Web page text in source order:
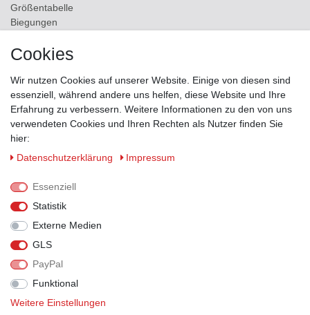
Größentabelle
Biegungen
Kontakt
ZAHLUNGSMÖGLICHKEITEN
VERSANDPARTNER
Cookies
Wir nutzen Cookies auf unserer Website. Einige von diesen sind
essenziell, während andere uns helfen, diese Website und Ihre
Erfahrung zu verbessern. Weitere Informationen zu den von uns
verwendeten Cookies und Ihren Rechten als Nutzer finden Sie
hier:
Daten­schutz­erklärung
Impressum
Essenziell
Statistik
Externe Medien
GLS
PayPal
Funktional
Weitere Einstellungen